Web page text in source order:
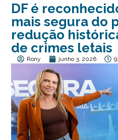
DF é
mais segura do
redução
de crimes letais
Rony junho 3, 2026